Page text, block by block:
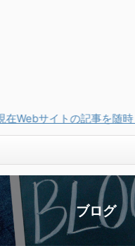
ンスタ相談室』にリニュ
ブログ